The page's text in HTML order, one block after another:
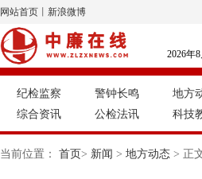
网站首页 新浪微博
2026年
纪检监察 警钟长鸣 地方
综合资讯
公检法讯 科技
当前位置： 首页> 新闻 > 地方动态 > 正